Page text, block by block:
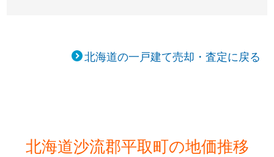
北海道の一戸建て売却・査定に戻る
北海道沙流郡平取町の地価推移